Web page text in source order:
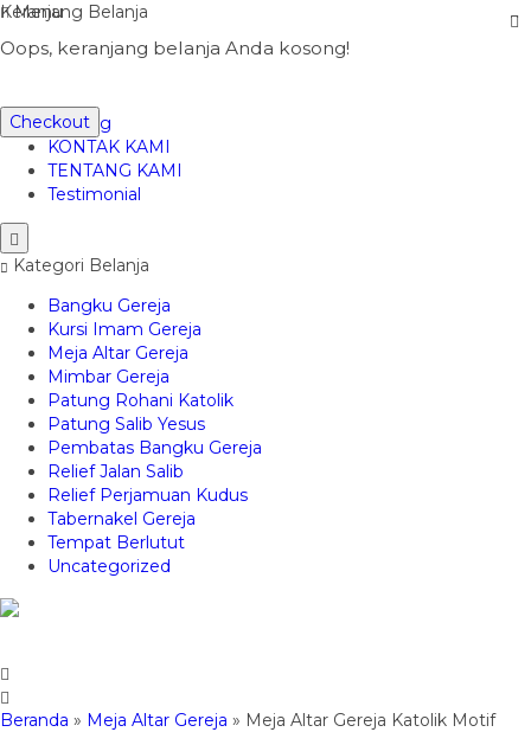
Menu
Katalog
KONTAK KAMI
TENTANG KAMI
Testimonial
Kategori Belanja
Bangku Gereja
Kursi Imam Gereja
Meja Altar Gereja
Mimbar Gereja
Patung Rohani Katolik
Patung Salib Yesus
Pembatas Bangku Gereja
Relief Jalan Salib
Relief Perjamuan Kudus
Tabernakel Gereja
Tempat Berlutut
Uncategorized
Halo, Guest!
Masuk
Keranjang Belanja
Oops, keranjang belanja Anda kosong!
Checkout
Beranda » Meja Altar Gereja » Meja Altar Gereja Katolik Motif